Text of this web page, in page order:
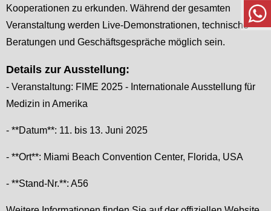
Kooperationen zu erkunden. Während der gesamten
Veranstaltung werden Live-Demonstrationen, technische
Beratungen und Geschäftsgespräche möglich sein.
Details zur Ausstellung:
- Veranstaltung: FIME 2025 - Internationale Ausstellung für
Medizin in Amerika
- **Datum**: 11. bis 13. Juni 2025
- **Ort**: Miami Beach Convention Center, Florida, USA
- **Stand-Nr.**: A56